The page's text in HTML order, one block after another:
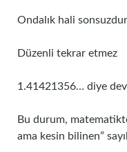
Ondalık hali sonsuzdur
Düzenli tekrar etmez
1.41421356… diye
Bu durum,
ama kesin bilinen”